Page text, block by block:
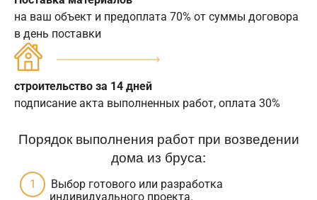
на ваш объект и предоплата 70% от суммы договора
в день поставки
строительство за 14 дней
подписание акта выполненных работ, оплата 30%
Порядок выполнения работ при возведении
дома из бруса:
Выбор готового или разработка
индивидуального проекта.